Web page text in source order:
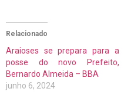
Relacionado
Araioses se prepara para a
posse do novo Prefeito,
Bernardo Almeida – BBA
junho 6, 2024